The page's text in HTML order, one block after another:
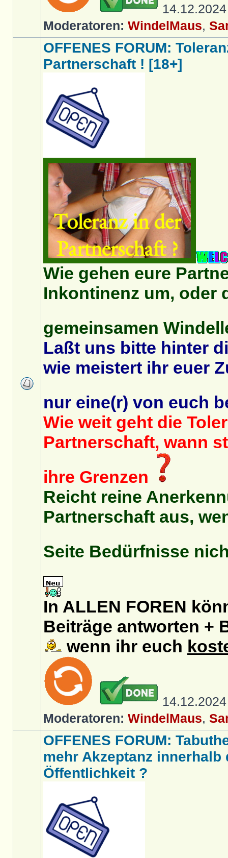
Moderatoren: WindelMaus,
OFFENES FORUM:
Partnerschaft ! [18+]
Wie gehen eure
Inkontinenz um, oder
gemeinsamen
Laßt uns bitte hinter
wie meistert ihr euer
nur eine(r) von euch
Wie weit geht die
Partnerschaft, wann
ihre Grenzen
Reicht reine
Partnerschaft aus,
Seite Bedürfnisse
In ALLEN FOREN
Beiträge antworten +
wenn ihr euch
Moderatoren: WindelMaus,
OFFENES FORUM:
mehr Akzeptanz
Öffentlichkeit ?